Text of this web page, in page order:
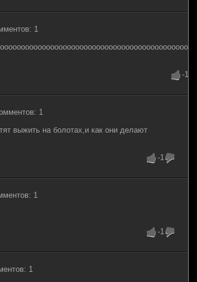
1
-1
1
выжить на болотах,и как они делают
-1
1
-1
1